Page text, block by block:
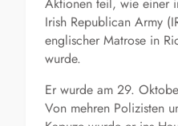
Aktionen teil, wie einer
Irish Republican Army
englischer Matrose in
wurde.
Er wurde am 29.
Von mehren Polizisten